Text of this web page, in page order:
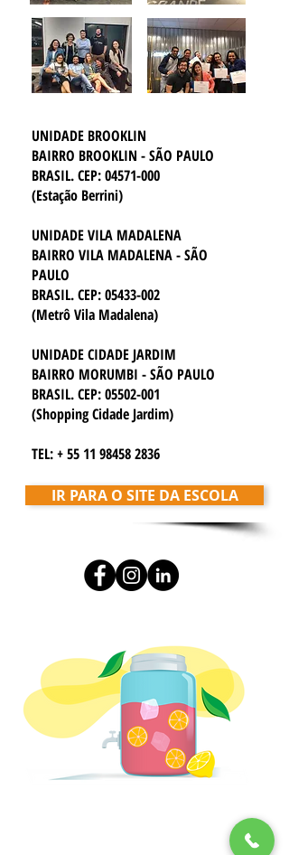
UNIDADE BROOKLIN
BAIRRO BROOKLIN - SÃO PAULO
BRASIL. CEP:04571-000
(Estação Berrini)
UNIDADE VILA MADALENA
BAIRRO VILA MADALENA - SÃO
PAULO
BRASIL. CEP:05433-002
(Metrô Vila Madalena)
UNIDADE CIDADE JARDIM
BAIRRO MORUMBI - SÃO PAULO
BRASIL. CEP:05502-001
(Shopping Cidade Jardim)
TEL: +55 11 98458 2836
IR PARA O SITE DA ESCOLA